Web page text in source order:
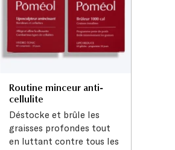
Routine minceur anti-
cellulite
Déstocke et brûle les
graisses profondes tout
en luttant contre tous les